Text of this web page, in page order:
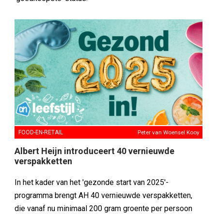
FOOD-EN-RETAIL Peter van Woensel Kooy
Albert Heijn introduceert 40 vernieuwde
verspakketten
In het kader van het 'gezonde start van 2025'-
programma brengt AH 40 vernieuwde verspakketten,
die vanaf nu minimaal 200 gram groente per persoon